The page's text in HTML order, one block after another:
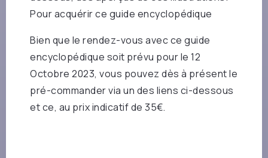
Pour acquérir ce guide encyclopédique
Bien que le rendez-vous avec ce guide
encyclopédique soit prévu pour le 12
Octobre 2023, vous pouvez dès à présent le
pré-commander via un des liens ci-dessous
et ce, au prix indicatif de 35€.